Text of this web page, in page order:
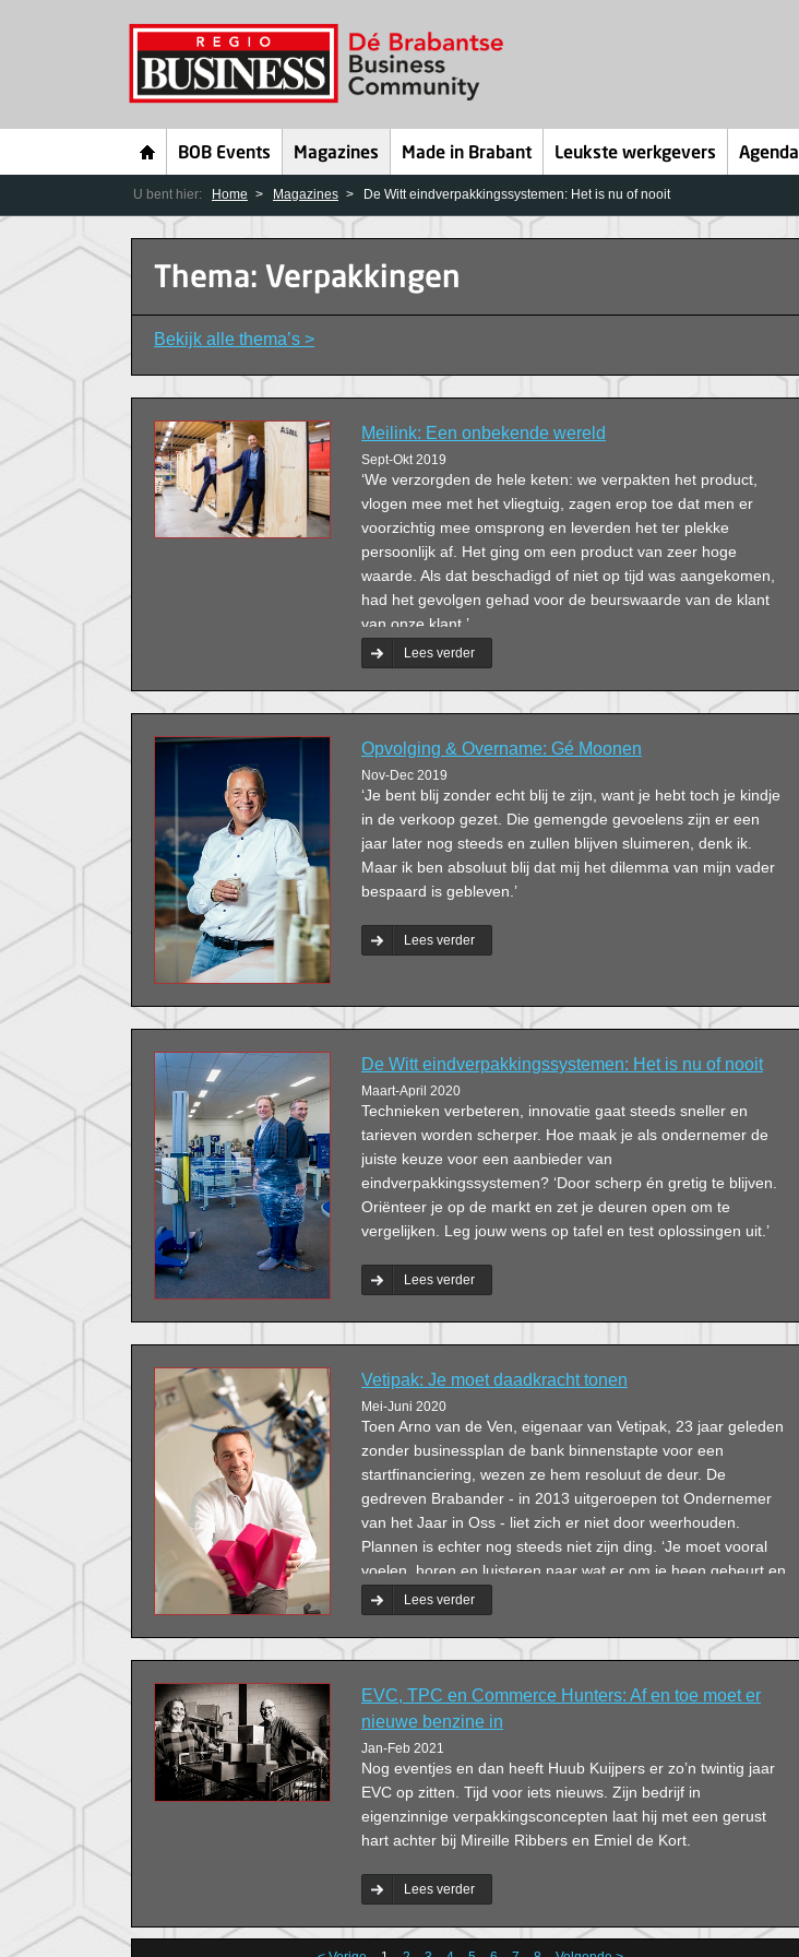
BOB Events Magazines Made in Brabant Leukste werkgevers Agenda
U bent hier: Home Magazines De Witt eindverpakkingssystemen: Het is nu of nooit
Thema: Verpakkingen
Bekijk alle thema’s >
Meilink: Een onbekende wereld
Sept-Okt 2019
‘We verzorgden de hele keten: we verpakten het product,
vlogen mee met het vliegtuig, zagen erop toe dat men er
voorzichtig mee omsprong en leverden het ter plekke
persoonlijk af. Het ging om een product van zeer hoge
waarde. Als dat beschadigd of niet op tijd was aangekomen,
had het gevolgen gehad voor de beurswaarde van de klant
van onze klant.’
Lees verder
Opvolging & Overname: Gé Moonen
Nov-Dec 2019
‘Je bent blij zonder echt blij te zijn, want je hebt toch je kindje
in de verkoop gezet. Die gemengde gevoelens zijn er een
jaar later nog steeds en zullen blijven sluimeren, denk ik.
Maar ik ben absoluut blij dat mij het dilemma van mijn vader
bespaard is gebleven.’
Lees verder
De Witt eindverpakkingssystemen: Het is nu of nooit
Maart-April 2020
Technieken verbeteren, innovatie gaat steeds sneller en
tarieven worden scherper. Hoe maak je als ondernemer de
juiste keuze voor een aanbieder van
eindverpakkingssystemen? ‘Door scherp én gretig te blijven.
Oriënteer je op de markt en zet je deuren open om te
vergelijken. Leg jouw wens op tafel en test oplossingen uit.’
Lees verder
Vetipak: Je moet daadkracht tonen
Mei-Juni 2020
Toen Arno van de Ven, eigenaar van Vetipak, 23 jaar geleden
zonder businessplan de bank binnenstapte voor een
startfinanciering, wezen ze hem resoluut de deur. De
gedreven Brabander - in 2013 uitgeroepen tot Ondernemer
van het Jaar in Oss - liet zich er niet door weerhouden.
Plannen is echter nog steeds niet zijn ding. ‘Je moet vooral
voelen, horen en luisteren naar wat er om je heen gebeurt en
op basis daarvan je richting bepalen.’
Lees verder
EVC, TPC en Commerce Hunters: Af en toe moet er
nieuwe benzine in
Jan-Feb 2021
Nog eventjes en dan heeft Huub Kuijpers er zo’n twintig jaar
EVC op zitten. Tijd voor iets nieuws. Zijn bedrijf in
eigenzinnige verpakkingsconcepten laat hij met een gerust
hart achter bij Mireille Ribbers en Emiel de Kort.
Lees verder